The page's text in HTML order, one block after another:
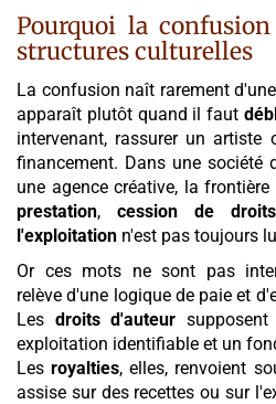
Pourquoi la
structures culturelles
La confusion naît rarement
apparaît plutôt quand il faut
intervenant, rassurer un
financement. Dans une société
une agence créative, la
prestation, cession de droits
l'exploitation n'est pas toujours
Or ces mots ne sont pas
relève d'une logique de paie et
Les droits d'auteur
exploitation identifiable et un
Lesroyalties, elles, renvoient
assise sur des recettes ou sur